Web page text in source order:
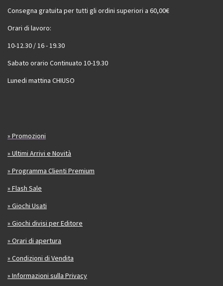
Consegna gratuita per tutti gli ordini superiori a 60,00€
Orari di lavoro:
10-12.30 / 16 - 19.30
Sabato orario Continuato 10-19.30
Lunedi mattina CHIUSO
» Promozioni
» Ultimi Arrivi e Novità
» Programma Clienti Premium
» Flash Sale
» Giochi Usati
» Giochi divisi per Editore
» Orari di apertura
» Condizioni di Vendita
» Informazioni sulla Privacy